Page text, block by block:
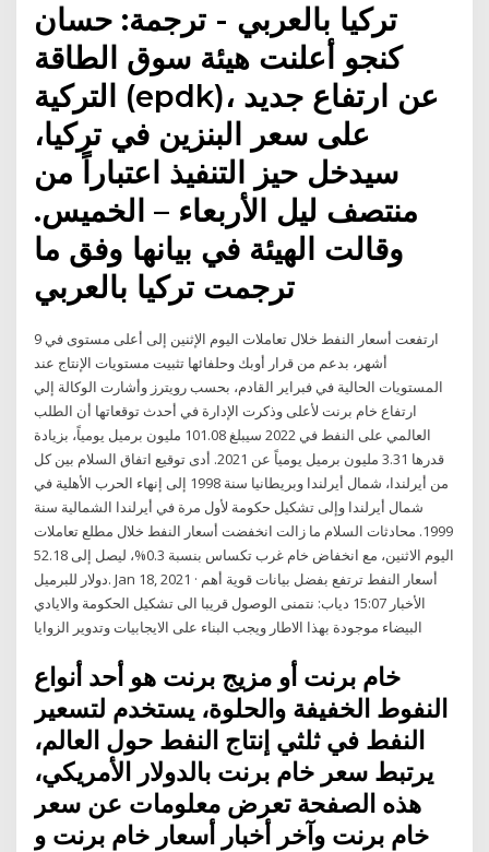
تركيا بالعربي - ترجمة: حسان
كنجو أعلنت هيئة سوق الطاقة
التركية (epdk)، عن ارتفاع جديد
على سعر البنزين في تركيا،
سيدخل حيز التنفيذ اعتباراً من
منتصف ليل الأربعاء – الخميس.
وقالت الهيئة في بيانها وفق ما
ترجمت تركيا بالعربي
ارتفعت أسعار النفط خلال تعاملات اليوم الإثنين إلى أعلى مستوى في 9
أشهر، بدعم من قرار أوبك وحلفائها تثبيت مستويات الإنتاج عند
المستويات الحالية في فبراير القادم، بحسب رويترز وأشارت الوكالة إلي
ارتفاع خام برنت لأعلى وذكرت الإدارة في أحدث توقعاتها أن الطلب
العالمي على النفط في 2022 سيبلغ 101.08 مليون برميل يومياً، بزيادة
قدرها 3.31 مليون برميل يومياً عن 2021. أدى توقيع اتفاق السلام بين كل
من أيرلندا، شمال أيرلندا وبريطانيا سنة 1998 إلى إنهاء الحرب الأهلية في
شمال أيرلندا وإلى تشكيل حكومة لأول مرة في أيرلندا الشمالية سنة
1999. محادثات السلام ما زالت انخفضت أسعار النفط خلال مطلع تعاملات
اليوم الاثنين، مع انخفاض خام غرب تكساس بنسبة 0.3%، ليصل إلى 52.18
دولار للبرميل. Jan 18, 2021 · أسعار النفط ترتفع بفضل بيانات قوية أهم
الأخبار 15:07 دياب: نتمنى الوصول قريبا الى تشكيل الحكومة والايادي
البيضاء موجودة بهذا الاطار ويجب البناء على الايجابيات وتدوير الزوايا
خام برنت أو مزيج برنت هو أحد أنواع
النفوط الخفيفة والحلوة، يستخدم لتسعير
النفط في ثلثي إنتاج النفط حول العالم،
يرتبط سعر خام برنت بالدولار الأمريكي،
هذه الصفحة تعرض معلومات عن سعر
خام برنت وآخر أخبار أسعار خام برنت و